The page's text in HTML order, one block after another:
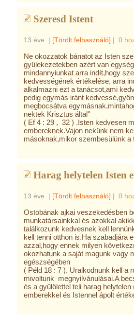
Szeresd Istent
13 éve | [Törölt felhasználó] | 0
Ne okozzatok bánatot az Isten
gyülekezetekben azért van
mindannyiunkat arra indít,hogy
kedvességének értékelése, arra
alkalmazni ezt a tanácsot,ami
pedig egymás iránt
megbocsátva
nektek Krisztus által"
( Ef 4 : 29 , 32 ) .Isten kedvesen
embereknek.Vajon nekünk nem
másoknak,mikor szembesülünk a
Harag helytelen Isten
13 éve | [Törölt felhasználó] | 0
Ostobának ajkai veszekedésben
munkatársainkkal és azokkal
találkozunk kedvesnek kell
kell tenni otthon is.Ha szabadjára
azzal,hogy ennek milyen
okozhatunk a saját magunk vagy
egészségében
( Péld 18 : 7 ). Uralkodnunk kell a
mivoltunk megnyilvánulásai.A
és a gyűlölettel teli harag
emberekkel és Istennel ápolt